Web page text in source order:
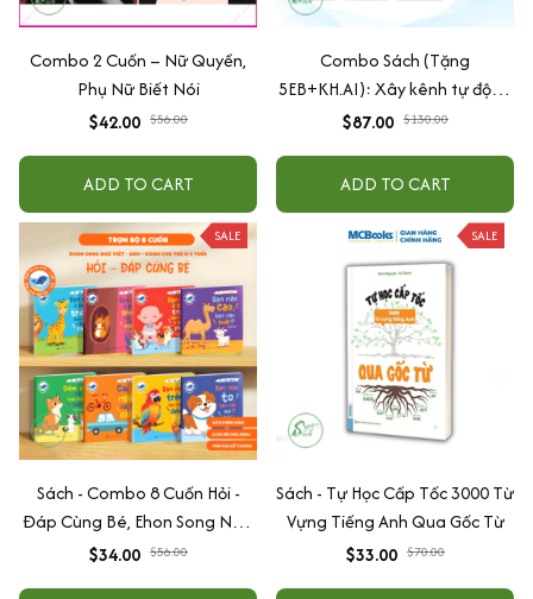
Combo 2 Cuốn – Nữ Quyền,
Phụ Nữ Biết Nói
$42.00 $56.00
ADD TO CART
Combo Sách (Tặng
5EB+KH.AI): Xây kênh tự động
AI Agent + AI siêu mạnh + 3
+ Xu hướng
$87.00 $130.00
ADD TO CART
SALE
Sách - Combo 8 Cuốn Hỏi -
Đáp Cùng Bé, Ehon Song Ngữ
Việt - Anh - Dành Cho Bé Từ 0
$34.00 $56.00
SALE
Sách - Tự Học Cấp Tốc 3000 Từ
Vựng Tiếng Anh Qua Gốc Từ
$33.00 $70.00